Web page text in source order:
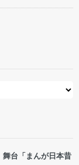
舞台「まんが日本昔